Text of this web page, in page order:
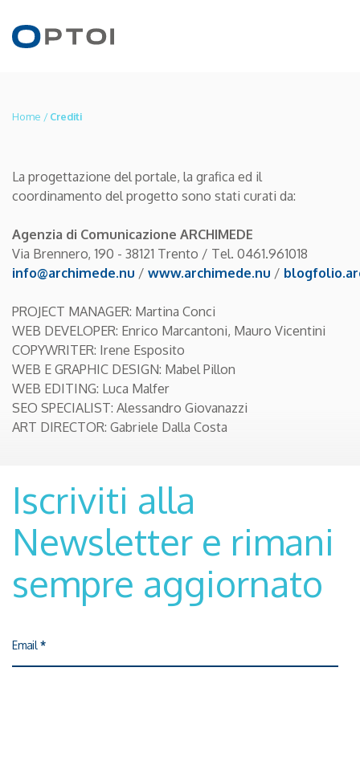
PRODOTTI
APPLICAZIONI
TECNOLOGIE
CHI SIAMO
CONTATTI
IL GRUPPO
NEWS
BLOG
LAVORA CON NOI
Home /Crediti
La progettazione del portale, la grafica ed il
coordinamento del progetto sono stati curati da:
Agenzia di Comunicazione ARCHIMEDE
Via Brennero, 190 - 38121 Trento / Tel. 0461.961018
info@archimede.nu / www.archimede.nu /
PROJECT MANAGER: Martina Conci
WEB DEVELOPER: Enrico Marcantoni, Mauro Vicentini
COPYWRITER: Irene Esposito
WEB E GRAPHIC DESIGN: Mabel Pillon
WEB EDITING: Luca Malfer
SEO SPECIALIST: Alessandro Giovanazzi
ART DIRECTOR: Gabriele Dalla Costa
Iscriviti alla
Newsletter e rimani
sempre aggiornato
Email *